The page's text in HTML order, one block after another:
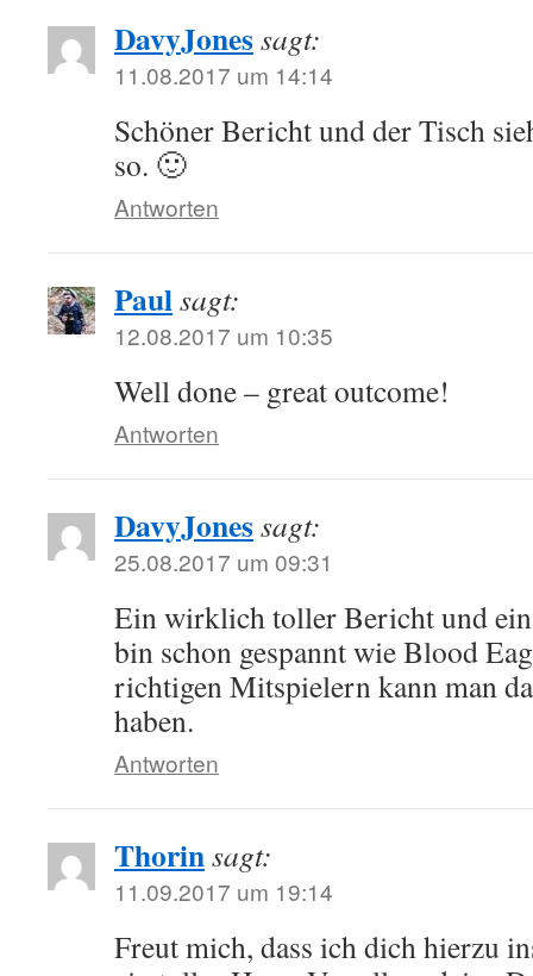
DavyJonessagt:
11.08.2017 um 14:14
Schöner Bericht und der Tisch
so. 🙂
Antworten
Paulsagt:
12.08.2017 um 10:35
Well done – great outcome!
Antworten
DavyJonessagt:
25.08.2017 um 09:31
Ein wirklich toller Bericht und
bin schon gespannt wie Blood
richtigen Mitspielern kann man
haben.
Antworten
Thorinsagt:
11.09.2017 um 19:14
Freut mich, dass ich dich hierzu